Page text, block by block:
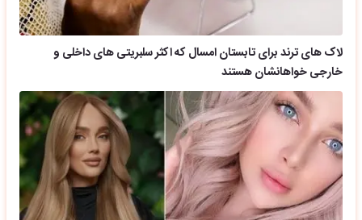
لاک های ترند برای تابستان امسال که اکثر سلبریتی های داخلی و
خارجی خواهانشان هستند